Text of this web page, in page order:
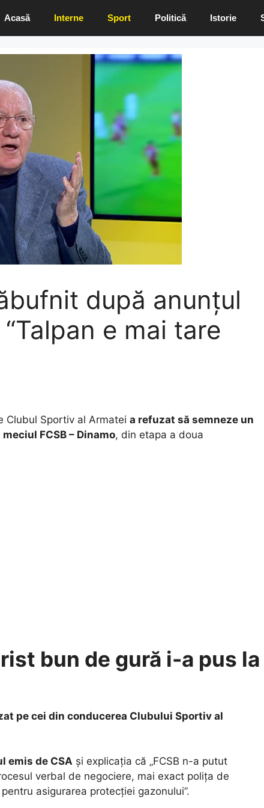
Acasă Interne Sport Politică Istorie
după anunțul
e mai tare
Clubul Sportiv al Armatei a refuzat să semneze un
meciul FCSB – Dinamo, din etapa a doua
bun de gură i-a pus la
pe cei din conducerea Clubului Sportiv al
emis de CSA și explicația că „FCSB n-a putut
verbal de negociere, mai exact polița de
asigurarea protecției gazonului”.